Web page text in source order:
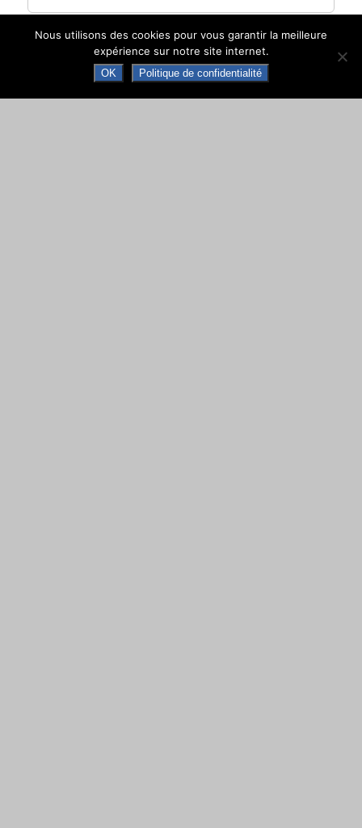
Pour en savoir plus
Service national universel
Nous utilisons des cookies pour vous garantir la meilleure
expérience sur notre site internet.
OK Politique de confidentialité